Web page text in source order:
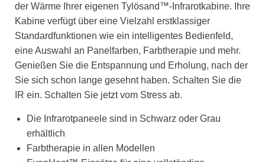
der Wärme Ihrer eigenen Tylösand™-Infrarotkabine. Ihre
Kabine verfügt über eine Vielzahl erstklassiger
Standardfunktionen wie ein intelligentes Bedienfeld,
eine Auswahl an Panelfarben, Farbtherapie und mehr.
Genießen Sie die Entspannung und Erholung, nach der
Sie sich schon lange gesehnt haben. Schalten Sie die
IR ein. Schalten Sie jetzt vom Stress ab.
Die Infrarotpaneele sind in Schwarz oder Grau
erhältlich
Farbtherapie in allen Modellen